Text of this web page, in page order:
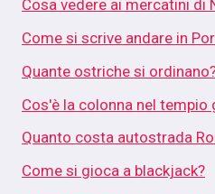
Cosa vedere ai mercatini di
Come si scrive andare in
Quante ostriche si
Cos'è la colonna nel tempio
Quanto costa autostrada
Come si gioca a blackjack?